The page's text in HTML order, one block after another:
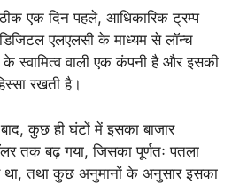
एक दिन पहले, आधिकारिक ट्रम्प
एलएलसी के माध्यम से लॉन्च
के स्वामित्व वाली एक कंपनी है और इसकी
रखती है।
कुछ ही घंटों में इसका बाजार
तक बढ़ गया, जिसका पूर्णतः पतला
था, तथा कुछ अनुमानों के अनुसार इसका